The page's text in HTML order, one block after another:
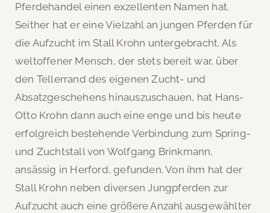
Pferdehandel einen exzellenten Namen hat.
Seither hat er eine Vielzahl an jungen Pferden für
die Aufzucht im Stall Krohn untergebracht. Als
weltoffener Mensch, der stets bereit war, über
den Tellerrand des eigenen Zucht- und
Absatzgeschehens hinauszuschauen, hat Hans-
Otto Krohn dann auch eine enge und bis heute
erfolgreich bestehende Verbindung zum Spring-
und Zuchtstall von Wolfgang Brinkmann,
ansässig in Herford, gefunden. Von ihm hat der
Stall Krohn neben diversen Jungpferden zur
Aufzucht auch eine größere Anzahl ausgewählter